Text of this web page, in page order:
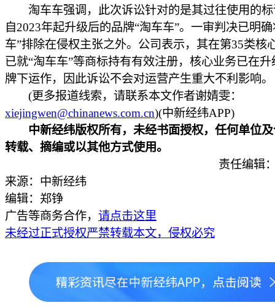
淘车车强调，此次诉讼针对的是其过往使用的标
自2023年起升级后的品牌“淘车车”。一审判决已明
车”排除在侵权主张之外。公司表示，其在第35类核
已就“淘车车”等商标持有有效注册，核心业务已在
牌下运作，因此诉讼不会对运营产生重大不利影响。
(更多报道线索，请联系本文作者谢婧雯：
xiejingwen@chinanews.com.cn)(中新经纬APP)
中新经纬版权所有，未经书面授权，任何单位
转载、摘编或以其他方式使用。
责任编辑
来源：中新经纬
编辑：郑铮
广告等商务合作， 请点击这里
未经过正式授权严禁转载本文，侵权必究